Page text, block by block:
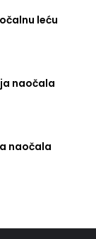
leću
naočala
naočala